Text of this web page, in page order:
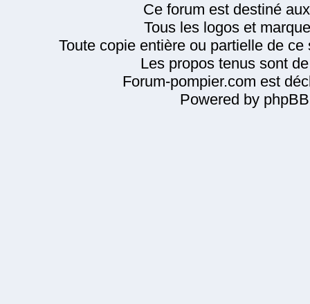
Ce forum est destiné
Tous les logos et
Toute copie entière ou partielle de
Les propos tenus sont
Forum-pompier.com est
Powered by